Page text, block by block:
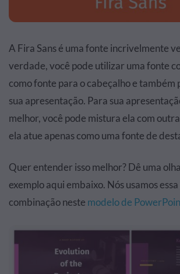
A Fira Sans é uma fonte incrivelmente
verdade, você pode utilizar uma fonte
como fonte para o cabeçalho e também
sua apresentação. Para sua
melhor, você pode mistura ela com
ela atue apenas como uma fonte de
Quer entender isso melhor? Dê uma
exemplo aqui embaixo. Nós usamos
combinação neste modelo de